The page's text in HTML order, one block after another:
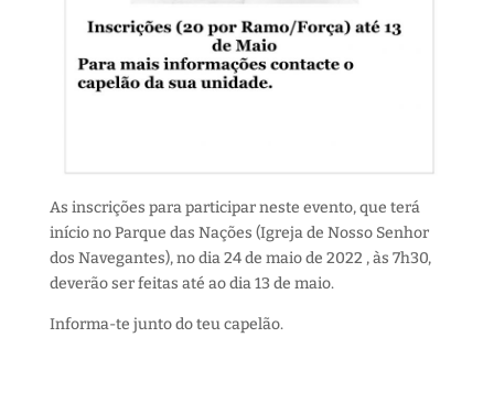
As inscrições para participar neste evento, que terá
início no Parque das Nações (Igreja de Nosso Senhor
dos Navegantes), no dia 24 de maio de 2022 , às 7h30,
deverão ser feitas até ao dia 13 de maio.
Informa-te junto do teu capelão.